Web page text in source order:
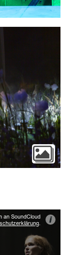
an SoundCloud
. i